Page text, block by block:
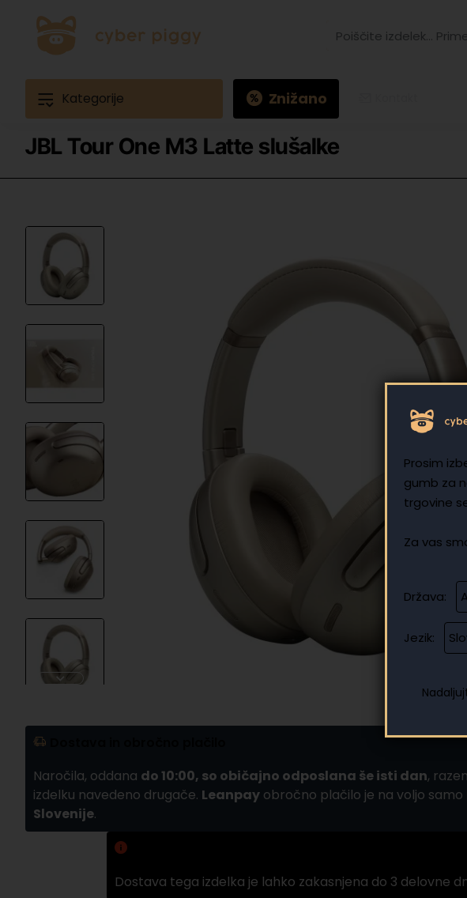
Prosim
gumb za
trgovine
Za vas
Država:
Jezik:
Poiščite
Quest
Kategorije Znižano
JBL Tour One M3 Latte slušalke
Naročila, oddana do 10:00, so običajno odposlana še isti dan,
izdelku navedeno drugače. Leanpay obročno plačilo je na voljo samo
Slovenije.
Dostava tega izdelka je lahko zakasnjena do 3 delovne